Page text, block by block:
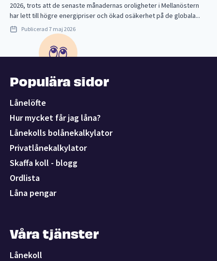
2026, trots att de senaste månadernas oroligheter i Mellanöstern
har lett till högre energipriser och ökad osäkerhet på de globala...
Publicerad 7 maj 2026
Populära sidor
Lånelöfte
Hur mycket får jag låna?
Lånekolls bolånekalkylator
Privatlånekalkylator
Skaffa koll - blogg
Ordlista
Låna pengar
Våra tjänster
Lånekoll